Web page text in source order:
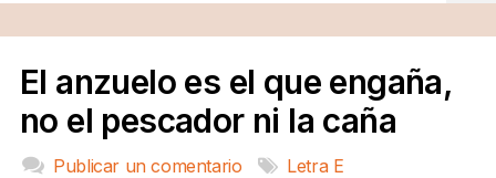
El anzuelo es el que engaña,
no el pescador ni la caña
Publicar un comentario Letra E